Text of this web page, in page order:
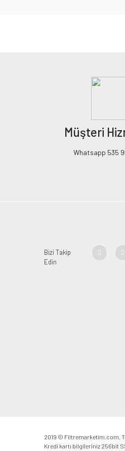
Müşteri
Whatsapp 535
Bizi Takip
Edin
2019 © Filtremarketim.com.
Kredi kartı bilgileriniz 256bit